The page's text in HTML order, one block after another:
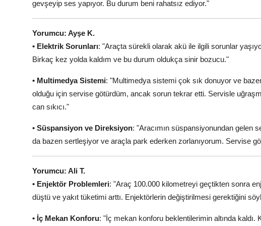
gevşeyip ses yapıyor. Bu durum beni rahatsız ediyor."
Yorumcu: Ayşe K.
• Elektrik Sorunları: "Araçta sürekli olarak akü ile ilgili sorunlar
Birkaç kez yolda kaldım ve bu durum oldukça sinir bozucu."
• Multimedya Sistemi: "Multimedya sistemi çok sık donuyor ve
olduğu için servise götürdüm, ancak sorun tekrar etti. Servisle
can sıkıcı."
• Süspansiyon ve Direksiyon: "Aracımın süspansiyonundan gelen
da bazen sertleşiyor ve araçla park ederken zorlanıyorum. Servise
Yorumcu: Ali T.
• Enjektör Problemleri: "Araç 100.000 kilometreyi geçtikten sonra
düştü ve yakıt tüketimi arttı. Enjektörlerin değiştirilmesi gerektiğini
• İç Mekan Konforu: "İç mekan konforu beklentilerimin altında